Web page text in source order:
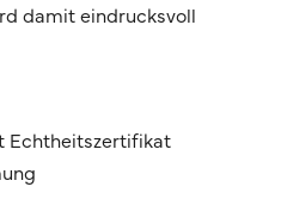
damit eindrucksvoll
Echtheitszertifikat